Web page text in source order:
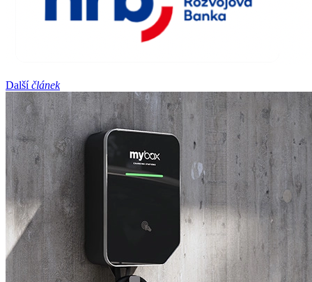
Dalšíčlánek